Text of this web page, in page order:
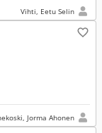
Vihti, Eetu Selin
Jorma Ahonen